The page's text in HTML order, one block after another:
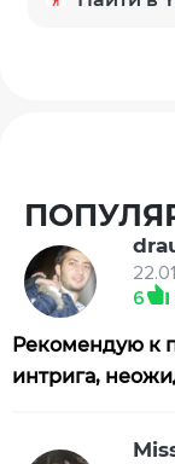
6
Рекомендую к
интрига,